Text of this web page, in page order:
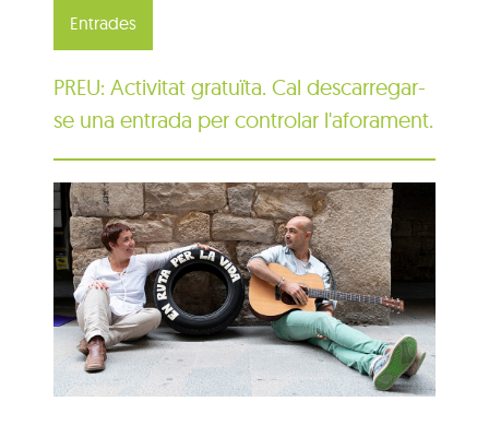
Entrades
PREU: Activitat gratuïta. Cal descarregar-
se una entrada per controlar l'aforament.